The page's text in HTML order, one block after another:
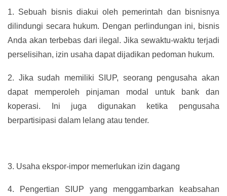
1. Sebuah bisnis diakui oleh pemerintah dan bisnisnya
dilindungi secara hukum. Dengan perlindungan ini, bisnis
Anda akan terbebas dari ilegal. Jika sewaktu-waktu terjadi
perselisihan, izin usaha dapat dijadikan pedoman hukum.
2. Jika sudah memiliki SIUP, seorang pengusaha akan
dapat memperoleh pinjaman modal untuk bank dan
koperasi. Ini juga digunakan ketika pengusaha
berpartisipasi dalam lelang atau tender.
3. Usaha ekspor-impor memerlukan izin dagang
4.
Pengertian SIUP yang menggambarkan keabsahan